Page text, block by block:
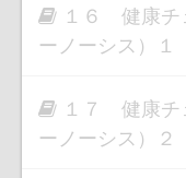
１６ 健康
ーノーシス）１
１７ 健康
ーノーシス）２